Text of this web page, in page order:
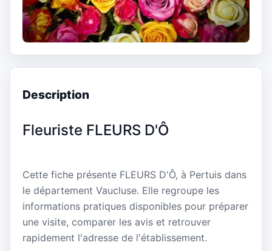
Description
Fleuriste FLEURS D'Ô
Cette fiche présente FLEURS D'Ô, à Pertuis dans
le département Vaucluse. Elle regroupe les
informations pratiques disponibles pour préparer
une visite, comparer les avis et retrouver
rapidement l'adresse de l'établissement.